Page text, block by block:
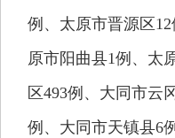
例、太原市晋源区
原市阳曲县1例、太
区493例、大同市云
例、大同市天镇县6